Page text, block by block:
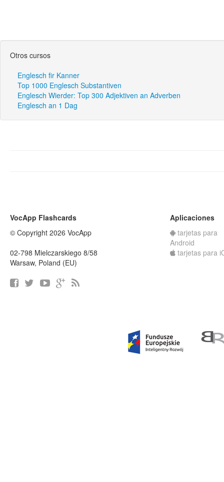
Otros cursos
Englesch fir Kanner
Top 1000 Englesch Substantiven
Englesch Wierder: Top 300 Adjektiven an Adverben
Englesch an 1 Dag
VocApp Flashcards
© Copyright 2026 VocApp
02-798 Mielczarskiego 8/58
Warsaw, Poland (EU)
Aplicaciones
tarjetas para
Android
tarjetas para